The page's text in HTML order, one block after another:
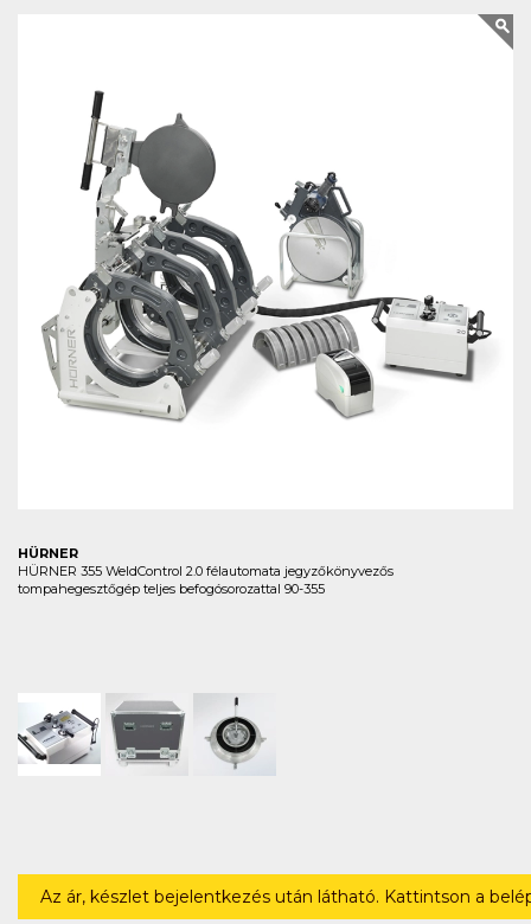
HÜRNER
HÜRNER 355 WeldControl 2.0 félautomata jegyzőkönyvezős
tompahegesztőgép teljes befogósorozattal 90-355
Az ár, készlet bejelentkezés után látható. Kattintson a